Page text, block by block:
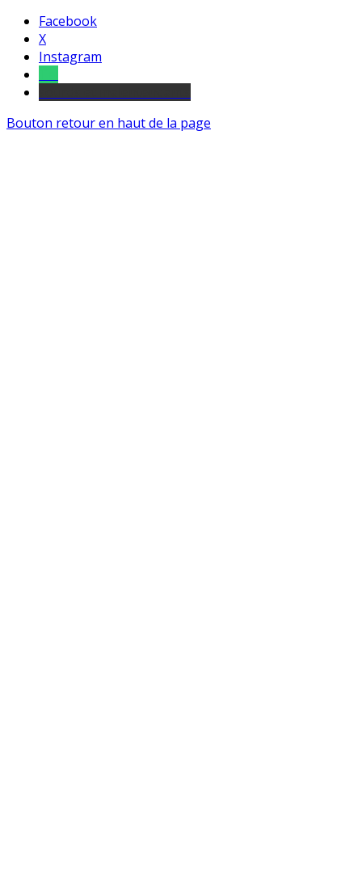
Facebook
X
Instagram
Bouton retour en haut de la page